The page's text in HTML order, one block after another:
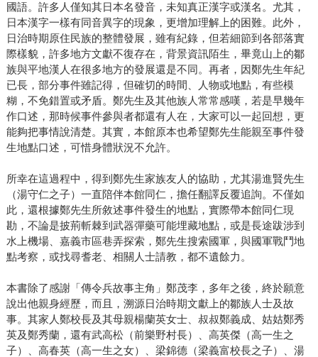
國語。許多人僅知其日本名發音，未知真正漢字或漢名。尤其，
日本漢字一樣有同音異字的現象，更增加理解上的困難。此外，
日治時期原住民族的整體發展，雖有紀錄，但若細節到各部落實
際樣貌，許多地方文獻不復存在，背景資訊陌生，畢竟山上的鄒
族與平地漢人在很多地方的發展還是不同。再者，因鄭先生年紀
已長，部分事件雖記得，但確切的時間、人物或地點，有些模
糊，不免錯置或矛盾。鄭先生及其他族人常常感嘆，若是早幾年
作口述，那時候事件參與者都還有人在，大家可以一起回想，更
能夠把事情說清楚。其實，本館原本也希望鄭先生能親至事件發
生地點口述，可惜身體狀況不允許。
所幸在這過程中，得到鄭先生家族友人的協助，尤其湯進賢先生
（湯守仁之子）一直陪伴本館同仁，擔任翻譯反覆追詢。不僅如
此，還根據鄭先生所敘述事件發生的地點，實際帶本館同仁現
勘，不論是披荊斬棘到武器彈藥可能埋藏地點，或是長途跋涉到
水上機場、嘉義市區巷弄探索，鄭先生搜索國軍，與國軍戰鬥地
點考察，或找尋耆老、相關人士請教，都不遺餘力。
本書除了感謝「傳令兵故事主角」鄭茂李，多年之後，終於願意
說出他親身經歷，而且，溯源日治時期文獻上的鄒族人士及故
事。其家人鄭校長及其母親楊蘭英女士、叔叔鄭義成、姑姑鄭秀
英及鄭秀蘭，還有武高松（前樂野村長）、高英傑（高一生之
子）、高春英（高一生之女）、梁錦德（梁義富校長之子）、湯